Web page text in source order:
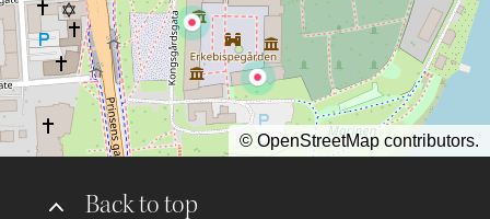
Back to top
© OpenStreetMap contributors.